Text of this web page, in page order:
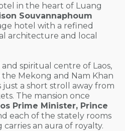
in the heart of Luang
Souvannaphoum
hotel with a refined
architecture and local
spiritual centre of Laos,
Mekong and Nam Khan
just a short stroll away from
The mansion once
Prime Minister, Prince
each of the stately rooms
an aura of royalty.